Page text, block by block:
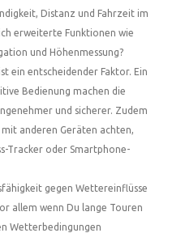
Distanz und Fahrzeit im
erweiterte Funktionen wie
und Höhenmessung?
ein entscheidender Faktor. Ein
Bedienung machen die
und sicherer. Zudem
anderen Geräten achten,
Tracker oder Smartphone-
gegen Wettereinflüsse
allem wenn Du lange Touren
Wetterbedingungen